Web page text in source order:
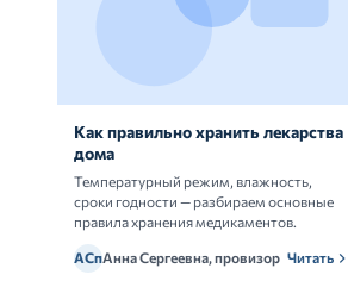
Как правильно хранить лекарства
дома
Температурный режим, влажность,
сроки годности — разбираем основные
правила хранения медикаментов.
АСпАнна Сергеевна, провизор Читать